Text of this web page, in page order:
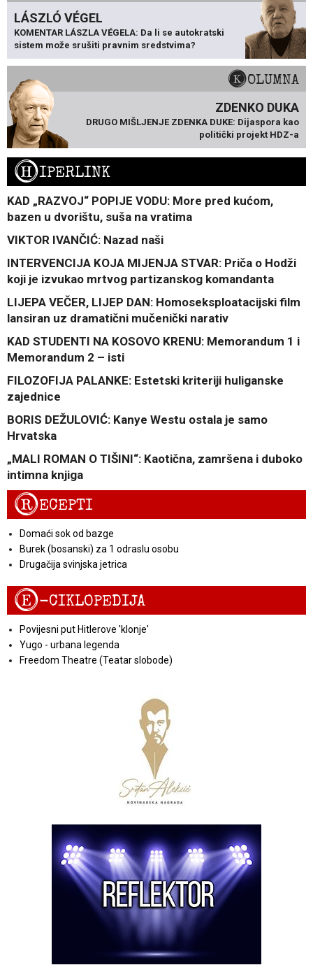
LÁSZLÓ VÉGEL
KOMENTAR LÁSZLA VÉGELA: Da li se autokratski
sistem može srušiti pravnim sredstvima?
KOLUMNA
ZDENKO DUKA
DRUGO MIŠLJENJE ZDENKA DUKE: Dijaspora kao
politički projekt HDZ-a
HIPERLINK
KAD „RAZVOJ“ POPIJE VODU: More pred kućom,
bazen u dvorištu, suša na vratima
VIKTOR IVANČIĆ: Nazad naši
INTERVENCIJA KOJA MIJENJA STVAR: Priča o Hodži
koji je izvukao mrtvog partizanskog komandanta
LIJEPA VEČER, LIJEP DAN: Homoseksploatacijski film
lansiran uz dramatični mučenički narativ
KAD STUDENTI NA KOSOVO KRENU: Memorandum 1 i
Memorandum 2 – isti
FILOZOFIJA PALANKE: Estetski kriteriji huliganske
zajednice
BORIS DEŽULOVIĆ: Kanye Westu ostala je samo
Hrvatska
„MALI ROMAN O TIŠINI“: Kaotična, zamršena i duboko
intimna knjiga
RECEPTI
Domaći sok od bazge
Burek (bosanski) za 1 odraslu osobu
Drugačija svinjska jetrica
E-CIKLOPEDIJA
Povijesni put Hitlerove 'klonje'
Yugo - urbana legenda
Freedom Theatre (Teatar slobode)